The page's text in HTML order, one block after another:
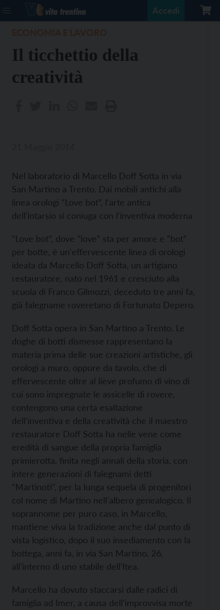
Accedi
Il ticchettio della
creatività
Nel laboratorio di Marcello Doff Sotta in via
San Martino a Trento. Dai mobili antichi alla
linea orologi “Love bot”, l'arte antica
dell’intarsio si coniuga con l'inventiva moderna
“Love bot”, dove “love” sta per amore e “bot”
per botte, è un'effervescente linea di orologi
ideata da Marcello Doff Sotta, un artigiano
restauratore, nato nel 1961 e cresciuto alla
scuola di Franco Gilmozzi, deceduto tre anni fa,
già falegname roveretano di Fortunato Depero.
Doff Sotta opera in San Martino a Trento. Le
doghe di botti dismesse rappresentano la
materia prima delle sue creazioni artistiche, gli
orologi a muro, oppure da tavolo, che di
effervescente oltre al lieve profumo di vino di
cui sono impregnate le assicelle di rovere,
contengono una certa esaltazione
dell'inventiva e della creatività che il maestro
restauratore Doff Sotta ha nelle vene come
eredità di sangue della propria famiglia
primierotta, finita negli annali della storia, con
intere generazioni di falegnami detti
“Martinoti”, per la lunga sequela di progenitori
col nome di Martino nell'albero genealogico. Il
soprannome per puro caso, in Marcello,
mantiene viva la tradizione anche dal punto di
vista logistico, dopo il suo insediamento con la
bottega, anni fa, in via San Martino, 26,
all'interno di uno stabile dell'Itea.
Marcello ha dovuto staccarsi dalle radici di
famiglia ad Imer, a causa dell'improvvisa morte